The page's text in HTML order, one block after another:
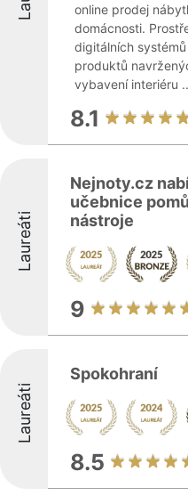
online prodej
domácnosti.
digitálních
produktů
vybavení interiéru
8.1
Laureáti
Nejnoty.cz
učebnice
nástroje
9
Laureáti
Spokohraní
8.5